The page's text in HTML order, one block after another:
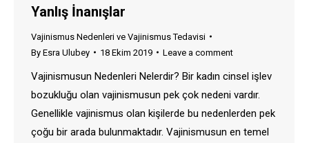
Yanlış İnanışlar
Vajinismus Nedenleri ve Vajinismus Tedavisi
By Esra Ulubey 18 Ekim 2019 Leave a comment
Vajinismusun Nedenleri Nelerdir? Bir kadın cinsel işlev
bozukluğu olan vajinismusun pek çok nedeni vardır.
Genellikle vajinismus olan kişilerde bu nedenlerden pek
çoğu bir arada bulunmaktadır. Vajinismusun en temel